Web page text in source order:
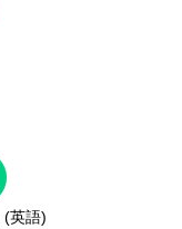
(英語)